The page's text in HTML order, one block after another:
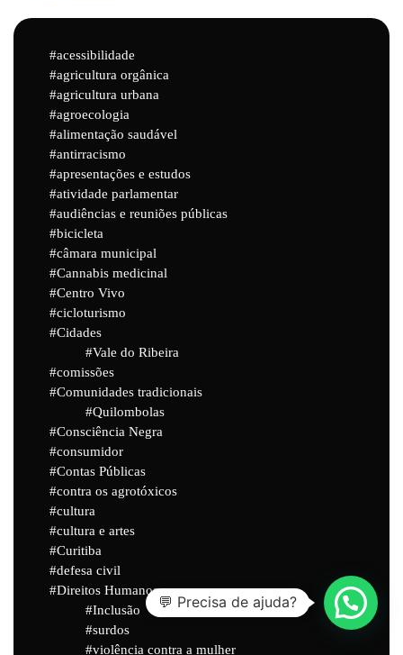
acessibilidade
agricultura orgânica
agricultura urbana
agroecologia
alimentação saudável
antirracismo
apresentações e estudos
atividade parlamentar
audiências e reuniões públicas
bicicleta
câmara municipal
Cannabis medicinal
Centro Vivo
cicloturismo
Cidades
Vale do Ribeira
comissões
Comunidades tradicionais
Quilombolas
Consciência Negra
consumidor
Contas Públicas
contra os agrotóxicos
cultura
cultura e artes
Curitiba
defesa civil
Direitos Humanos
Inclusão
surdos
violência contra a mulher
💬 Precisa de ajuda?